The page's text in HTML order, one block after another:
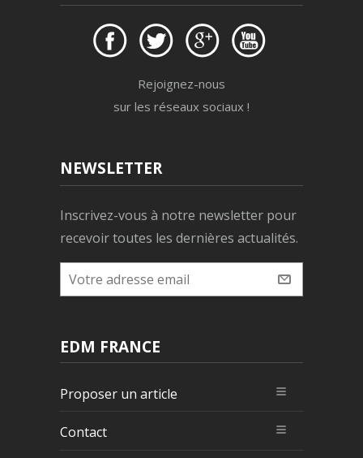
Rejoignez-nous
sur les réseaux sociaux !
NEWSLETTER
Inscrivez-vous à notre newsletter pour
recevoir toutes les dernières actualités.
EDM FRANCE
Proposer un article
Contact